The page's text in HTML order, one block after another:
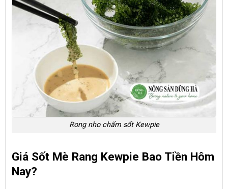
Rong nho chấm sốt Kewpie
Giá Sốt Mè Rang Kewpie Bao Tiền Hôm
Nay?